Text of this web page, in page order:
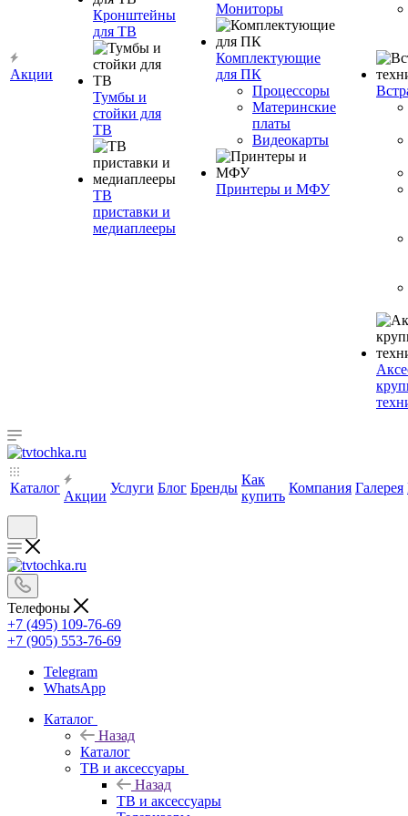
Акции
Кронштейны
для ТВ
Тумбы и
стойки для
ТВ
ТВ
приставки и
медиаплееры
Мониторы
Комплектующие
для ПК
Процессоры
Материнские
платы
Видеокарты
Принтеры и МФУ
Каталог
Акции
Услуги Блог Бренды
Как
купить
Компания Галерея
Телефоны
+7 (495) 109-76-69
+7 (905) 553-76-69
Telegram
WhatsApp
Каталог
Назад
Каталог
ТВ и аксессуары
Назад
ТВ и аксессуары